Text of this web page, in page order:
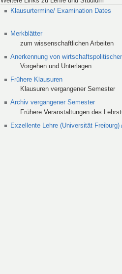
Klausurtermine/ Examination Dates
Merkblätter
zum wissenschaftlichen Arbeiten
Anerkennung von
Vorgehen und Unterlagen
Frühere Klausuren
Klausuren vergangener Semester
Archiv vergangener Semester
Frühere Veranstaltungen des
Exzellente Lehre (Universität Freiburg)